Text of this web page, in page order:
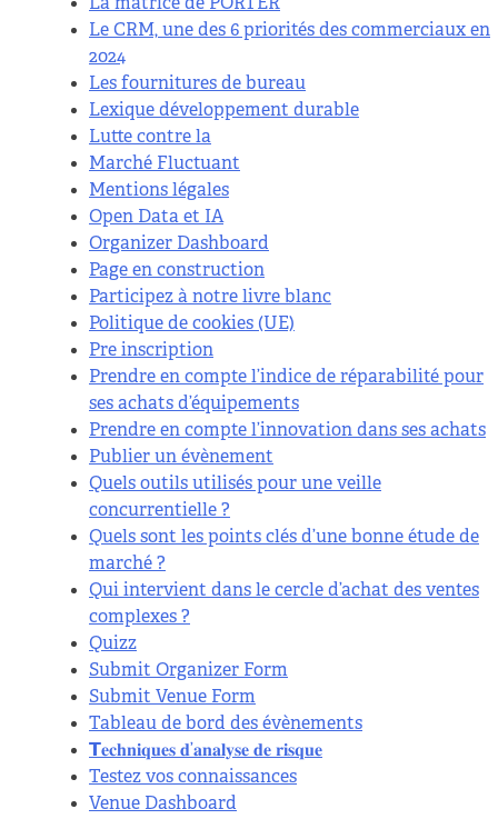
Le CRM, une des 6 priorités des commerciaux en
2024
Les fournitures de bureau
Lexique développement durable
Lutte contre la
Marché Fluctuant
Mentions légales
Open Data et IA
Organizer Dashboard
Page en construction
Participez à notre livre blanc
Politique de cookies (UE)
Pre inscription
Prendre en compte l’indice de réparabilité pour
ses achats d’équipements
Prendre en compte l’innovation dans ses achats
Publier un évènement
Quels outils utilisés pour une veille
concurrentielle ?
Quels sont les points clés d’une bonne étude de
marché ?
Qui intervient dans le cercle d’achat des ventes
complexes ?
Quizz
Submit Organizer Form
Submit Venue Form
Tableau de bord des évènements
𝗧𝐞𝐜𝐡𝐧𝐢𝐪𝐮𝐞𝐬 𝐝’𝐚𝐧𝐚𝐥𝐲𝐬𝐞 𝐝𝐞 𝐫𝐢𝐬𝐪𝐮𝐞
Testez vos connaissances
Venue Dashboard